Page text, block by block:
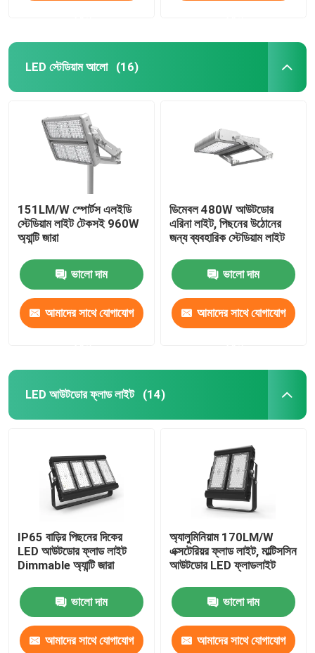
LED স্টেডিয়াম আলো (16)
151LM/W স্পোর্টস এলইডি
স্টেডিয়াম লাইট টেকসই 960W
অ্যান্টি জারা
ভালো দাম
আমাদের সাথে যোগাযোগ
ডিমেবল 480W আউটডোর
এরিনা লাইট, পিছনের উঠোনের
জন্য ব্যবহারিক স্টেডিয়াম লাইট
ভালো দাম
আমাদের সাথে যোগাযোগ
LED আউটডোর ফ্লাড লাইট (14)
IP65 বাড়ির পিছনের দিকের
LED আউটডোর ফ্লাড লাইট
Dimmable অ্যান্টি জারা
ভালো দাম
আমাদের সাথে যোগাযোগ
অ্যালুমিনিয়াম 170LM/W
এক্সটেরিয়র ফ্লাড লাইট, মাল্টিসসিন
আউটডোর LED ফ্লাডলাইট
ভালো দাম
আমাদের সাথে যোগাযোগ